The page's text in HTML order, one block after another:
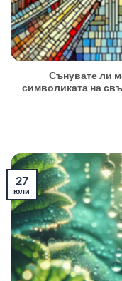
Сънувате ли
символиката на
27
юли